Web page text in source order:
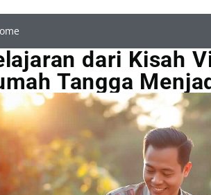
dari Kisah
Tangga